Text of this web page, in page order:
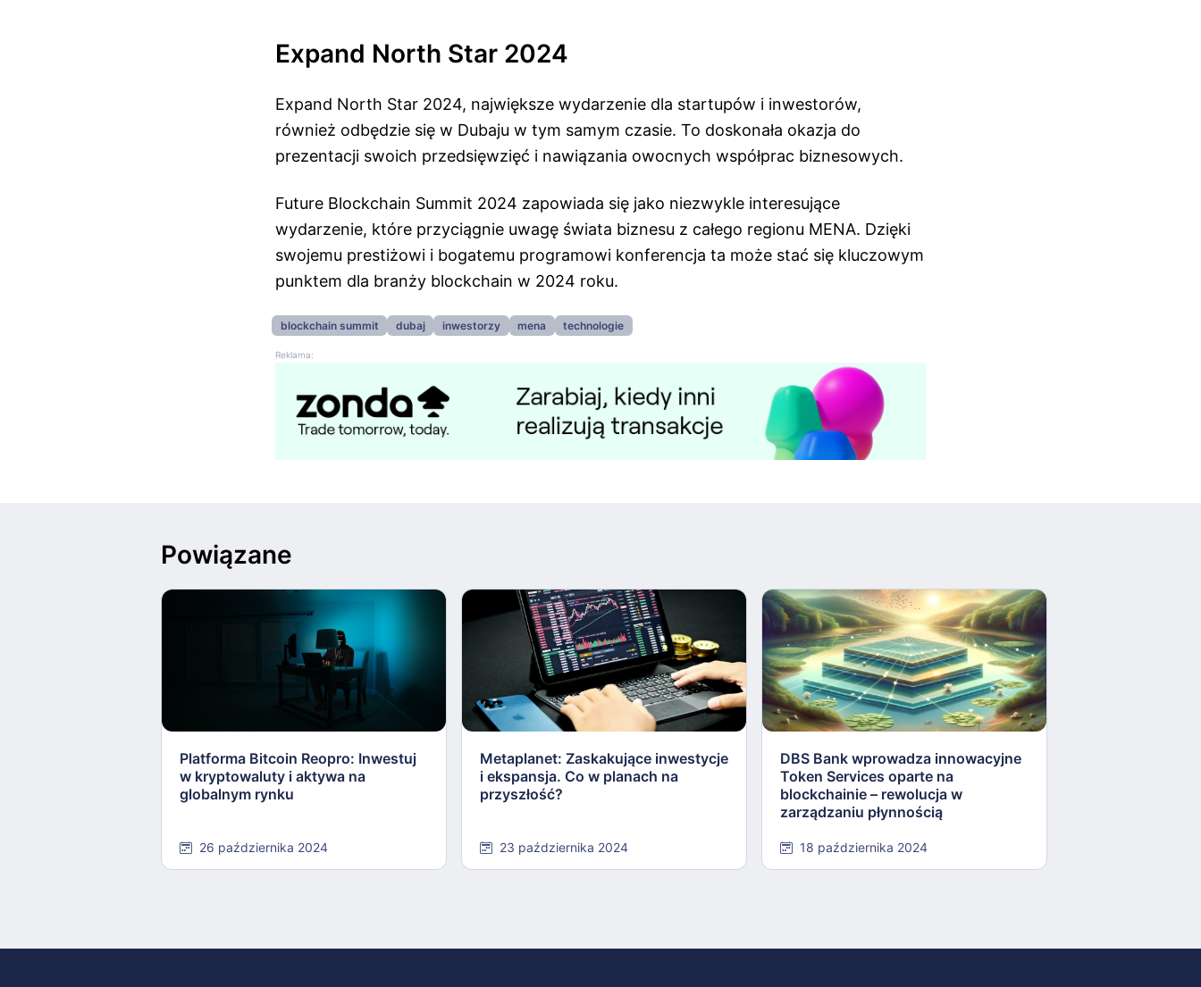
Expand North Star 2024
Expand North Star 2024, największe wydarzenie dla startupów i inwestorów,
również odbędzie się w Dubaju w tym samym czasie. To doskonała okazja do
prezentacji swoich przedsięwzięć i nawiązania owocnych współprac biznesowych.
Future Blockchain Summit 2024 zapowiada się jako niezwykle interesujące
wydarzenie, które przyciągnie uwagę świata biznesu z całego regionu MENA. Dzięki
swojemu prestiżowi i bogatemu programowi konferencja ta może stać się kluczowym
punktem dla branży blockchain w 2024 roku.
blockchain summit dubaj inwestorzy mena technologie
Reklama:
Powiązane
Platforma Bitcoin Reopro: Inwestuj
w kryptowaluty i aktywa na
globalnym rynku
26 października 2024
Metaplanet: Zaskakujące inwestycje
i ekspansja. Co w planach na
przyszłość?
23 października 2024
DBS Bank wprowadza innowacyjne
Token Services oparte na
blockchainie – rewolucja w
zarządzaniu płynnością
18 października 2024